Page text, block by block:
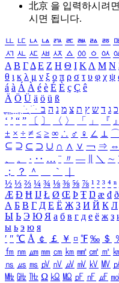
北京 을 입력하시려면
시면 됩니다.
ㅥ ㅦ ㅧ ㅨ ㅩ ㅪ ㅫ ㅬ ㅭ
ㅺ ㅻ ㅼ ㅽ ㅾ ㅿ ㆀ ㆁ ㆂ
Α Β ΓΔ Ε Ζ Η Θ Ι ΚΛ Μ Ν
θ ι κ λ μ ν ξ ο π ρ σ τ υ φ χ ψ
á à Á À é è É È ç Ç ê
Ä Ö Ü ä ö ü ß
ִֶֹ ֻּ ׁׂ כ ג ד ש ץ ת צ מ נ ה ב
‘ ’ “ ” 〔 〕 〈 〉 「 」 『 』
± × ÷ ≠ ≤ ≥ ∞ ∴ ♂ ♀ ∠ ⊥ ⌒
⊆ ⊇ ⊂ ⊃ ∪ ∩ ∧ ∨ ￢ ⇒ ⇔
、
。 · ‥ … ¨ 〃 ― ＼ ∼
；
？ ＾ ｀
½ ⅓ ⅔ ¼ ¾ ⅛ ⅜ ⅝ ⅞ ¹ ² ³ ⁴ ⁿ
Æ Ð Ħ Ĳ Ł Ø Œ Þ Ŧ Ŋ æ đ ð
А Б В Г Д Е Ё Ж З И Й К Л
Ы Ь Э Ю Я а б в г д е ё ж з
ы ь э ю я
′ ″ ℃ Å ￠ ￡ ￥ ¤ ℉ ‰ ＄
㎙ ㎚ ㎛ ㎜ ㎝ ㎞ ㎟ ㎠ ㎡
㎱ ㎲ ㎳ ㎴ ㎵ ㎶ ㎷ ㎸ ㎹
㎒ ㎓ ㎔ Ω ㏀ ㏁ ㎊ ㎋ ㎌ ㏖